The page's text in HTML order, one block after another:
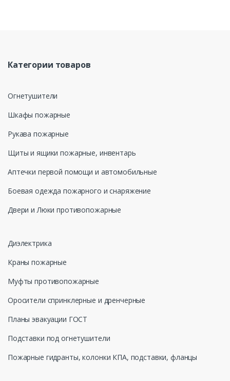
Категории товаров
Огнетушители
Шкафы пожарные
Рукава пожарные
Щиты и ящики пожарные, инвентарь
Аптечки первой помощи и автомобильные
Боевая одежда пожарного и снаряжение
Двери и Люки противопожарные
Диэлектрика
Краны пожарные
Муфты противопожарные
Оросители спринклерные и дренчерные
Планы эвакуации ГОСТ
Подставки под огнетушители
Пожарные гидранты, колонки КПА, подставки, фланцы